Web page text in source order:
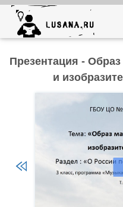
Презентация -
и